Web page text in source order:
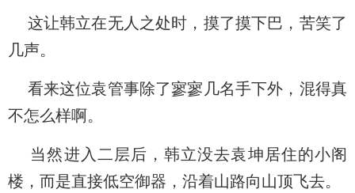
这让韩立在无人之处时，摸了摸下巴，苦笑了
几声。
看来这位袁管事除了寥寥几名手下外，混得真
不怎么样啊。
当然进入二层后，韩立没去袁坤居住的小阁
楼，而是直接低空御器，沿着山路向山顶飞去。